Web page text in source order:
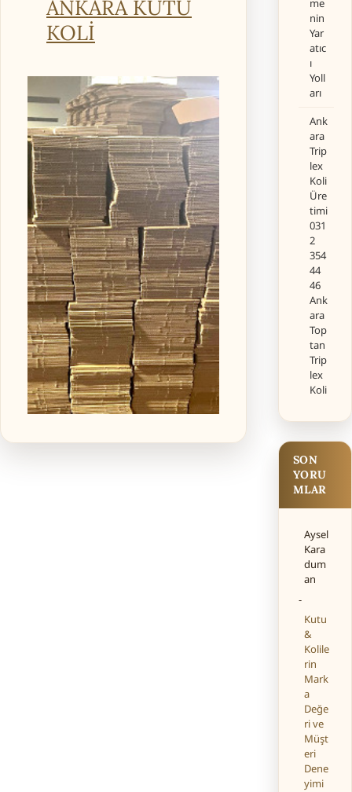
ANKARA KUTU
KOLİ
me
nin
Yar
atıc
ı
Yoll
arı
Ank
ara
Trip
lex
Koli
Üre
timi
031
2
354
44
46
Ank
ara
Top
tan
Trip
lex
Koli
SON
YORU
MLAR
Aysel
Kara
dum
an
-
Kutu
&
Kolile
rin
Mark
a
Değe
ri ve
Müşt
eri
Dene
yimi